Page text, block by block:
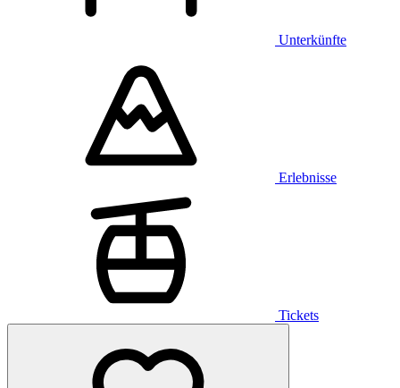
Unterkünfte
Erlebnisse
Tickets